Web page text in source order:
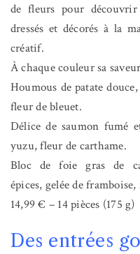
de fleurs pour
dressés et décorés à la
créatif.
À chaque couleur sa
Houmous de patate
fleur de bleuet.
Délice de saumon fumé
yuzu, fleur de carthame.
Bloc de foie gras de
épices, gelée de
14,99 € – 14 pièces (175 g)
Des entrées